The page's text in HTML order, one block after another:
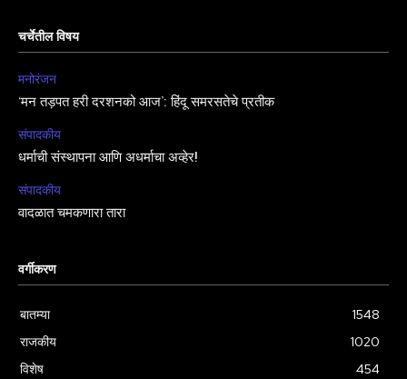
चर्चेतील विषय
मनोरंजन
‘मन तड़पत हरी दरशनको आज’: हिंदू समरसतेचे प्रतीक
संपादकीय
धर्माची संस्थापना आणि अधर्माचा अव्हेर!
संपादकीय
वादळात चमकणारा तारा
वर्गीकरण
बातम्या
1548
राजकीय
1020
विशेष
454